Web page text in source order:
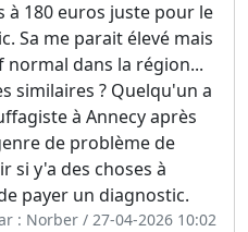
à 180 euros juste pour le
Sa me parait élevé mais
dans la région...
similaires ? Quelqu'un a
à Annecy après
de problème de
si y'a des choses à
payer un diagnostic.
: Norber / 27-04-2026 10:02